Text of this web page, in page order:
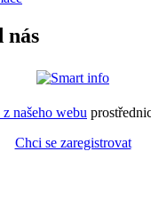
nás
našeho webu
Chci se zaregistrovat